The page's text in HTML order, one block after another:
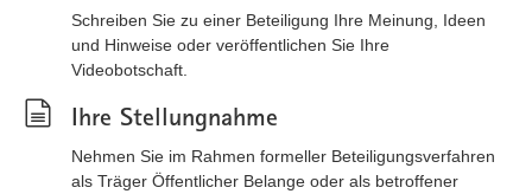
Schreiben Sie zu einer Beteiligung Ihre Meinung, Ideen
und Hinweise oder veröffentlichen Sie Ihre
Videobotschaft.
Ihre Stellungnahme
Nehmen Sie im Rahmen formeller Beteiligungsverfahren
als Träger Öffentlicher Belange oder als betroffener